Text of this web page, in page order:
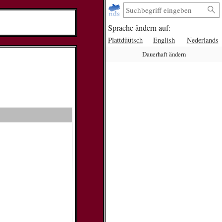
Sprache ändern auf:
Plattdüütsch English Nederlands
Dauerhaft ändern